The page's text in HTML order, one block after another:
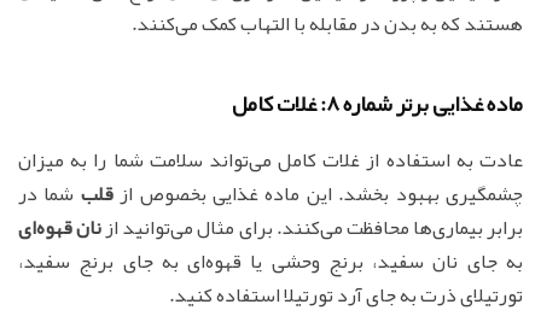
هستند که به بدن در مقابله با التهاب کمک می‌کنند.
ماده غذایی برتر شماره 8: غلات کامل
عادت به استفاده از غلات کامل می‌تواند سلامت شما را به میزان
چشمگیری بهبود بخشد. این ماده غذایی بخصوص ازقلب شما در
برابر بیماری‌ها محافظت می‌کنند. برای مثال می‌توانید ازنان قهوه‌ای
به جای نان سفید، برنج وحشی یا قهوه‌ای به جای برنج سفید،
تورتیلای ذرت به جای آرد تورتیلا استفاده کنید.